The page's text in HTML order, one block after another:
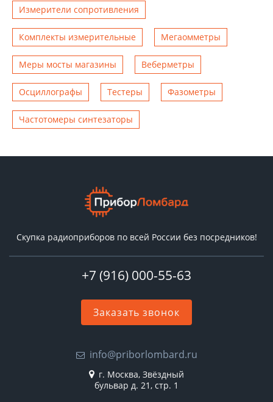
Измерители сопротивления
Комплекты измерительные Мегаомметры
Меры мосты магазины Веберметры
Осциллографы Тестеры Фазометры
Чаcтотомеры синтезаторы
Скупка радиоприборов по всей России без посредников!
+7 (916) 000-55-63
Заказать звонок
info@priborlombard.ru
г. Москва, Звёздный
бульвар д. 21, стр. 1